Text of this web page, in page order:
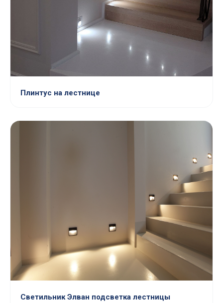
Плинтус на лестнице
Светильник Элван подсветка лестницы